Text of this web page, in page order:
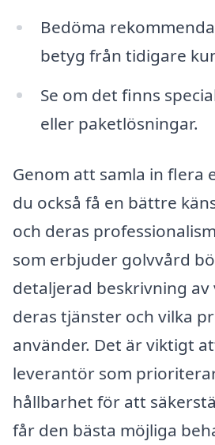
Bedöma
betyg från tidigare
Se om det finns
eller paketlösningar.
Genom att samla in flera
du också få en bättre
och deras
som erbjuder golvvård
detaljerad beskrivning av
deras tjänster och vilka
använder. Det är viktigt
leverantör som
hållbarhet för att
får den bästa möjliga